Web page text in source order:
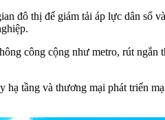
đô thị để giảm tải áp lực dân số
công cộng như metro, rút
tầng và thương mại phát triển